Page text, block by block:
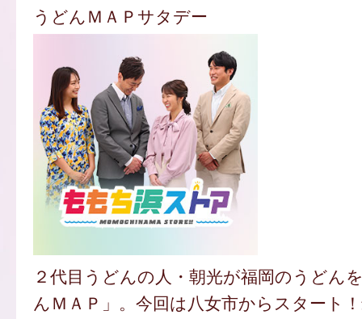
うどんＭＡＰサタデー
２代目うどんの人・朝光が福岡のうどん
んＭＡＰ」。今回は八女市からスタート